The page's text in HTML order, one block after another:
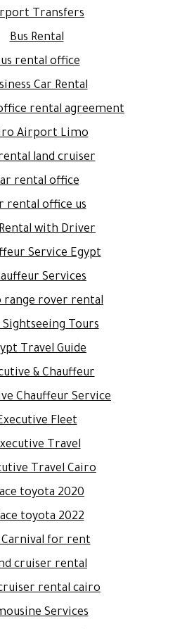
Transfers
Bus Rental
rental office
Car Rental
rental agreement
Airport Limo
land cruiser
rental office
rental office us
with Driver
Service Egypt
Services
range rover rental
Sightseeing Tours
Travel Guide
& Chauffeur
Chauffeur Service
Fleet
Travel
Travel Cairo
toyota 2020
toyota 2022
Carnival for rent
cruiser rental
rental cairo
Services